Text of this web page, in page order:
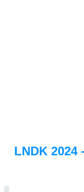
LNDK